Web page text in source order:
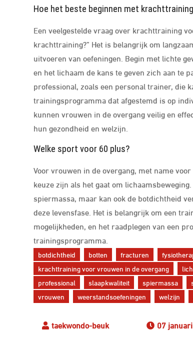
Hoe het beste beginnen met
Een veelgestelde vraag over krachttraining
krachttraining?” Het is belangrijk om
uitvoeren van oefeningen. Begin met lichte
en het lichaam de kans te geven zich aan te
professional, zoals een personal trainer, die
trainingsprogramma dat afgestemd is op
kunnen vrouwen in de overgang veilig en
hun gezondheid en welzijn.
Welke sport voor 60 plus?
Voor vrouwen in de overgang, met name
keuze zijn als het gaat om
spiermassa, maar kan ook de botdichtheid
deze levensfase. Het is belangrijk om een
mogelijkheden, en het raadplegen van een
trainingsprogramma.
botdichtheid botten fracturen
krachttraining voor vrouwen in de overgang
professional
slaapkwaliteit spiermassa
vrouwen
weerstandsoefeningen welzijn
07